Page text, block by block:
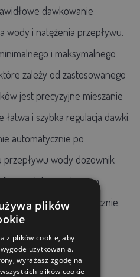
dawkowanie
wody i natężenia przepływu.
i maksymalnego
zależy od zastosowanego
jest precyzyjne mieszanie
i szybka regulacja dawki.
automatycznie po
przepływu wody dozownik
modelu z systemem
można wyłączyć ręcznie.
plików
z plików cookie, aby
użytkowania.
wyrażasz zgodę na
plików cookie